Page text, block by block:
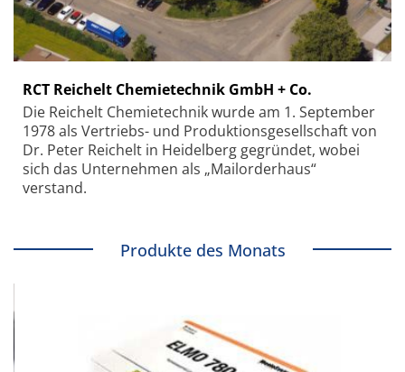
RCT Reichelt Chemietechnik GmbH + Co.
Die Reichelt Chemietechnik wurde am 1. September
1978 als Vertriebs- und Produktionsgesellschaft von
Dr. Peter Reichelt in Heidelberg gegründet, wobei
sich das Unternehmen als „Mailorderhaus“
verstand.
Produkte des Monats